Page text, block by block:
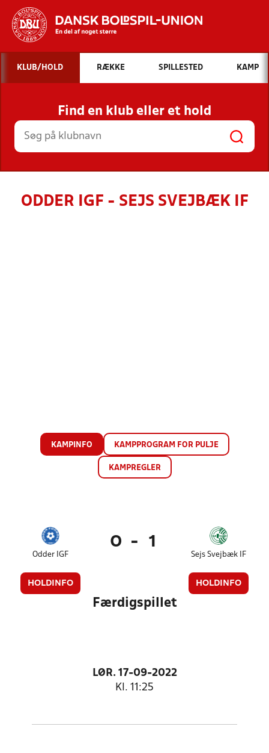
Hvad vil du søge efter?
INDHOLD OG NYHEDER
STILLINGER, RESULTATER, KLUBBER OG
HOLD
KLUB/HOLD RÆKKE SPILLESTED KAMP
Find en klub eller et hold
ODDER IGF - SEJS SVEJBÆK IF
KAMPINFO KAMPPROGRAM FOR PULJE
KAMPREGLER
Odder IGF
HOLDINFO
0 - 1
Sejs Svejbæk IF
HOLDINFO
Færdigspillet
LØR. 17-09-2022
Kl. 11:25